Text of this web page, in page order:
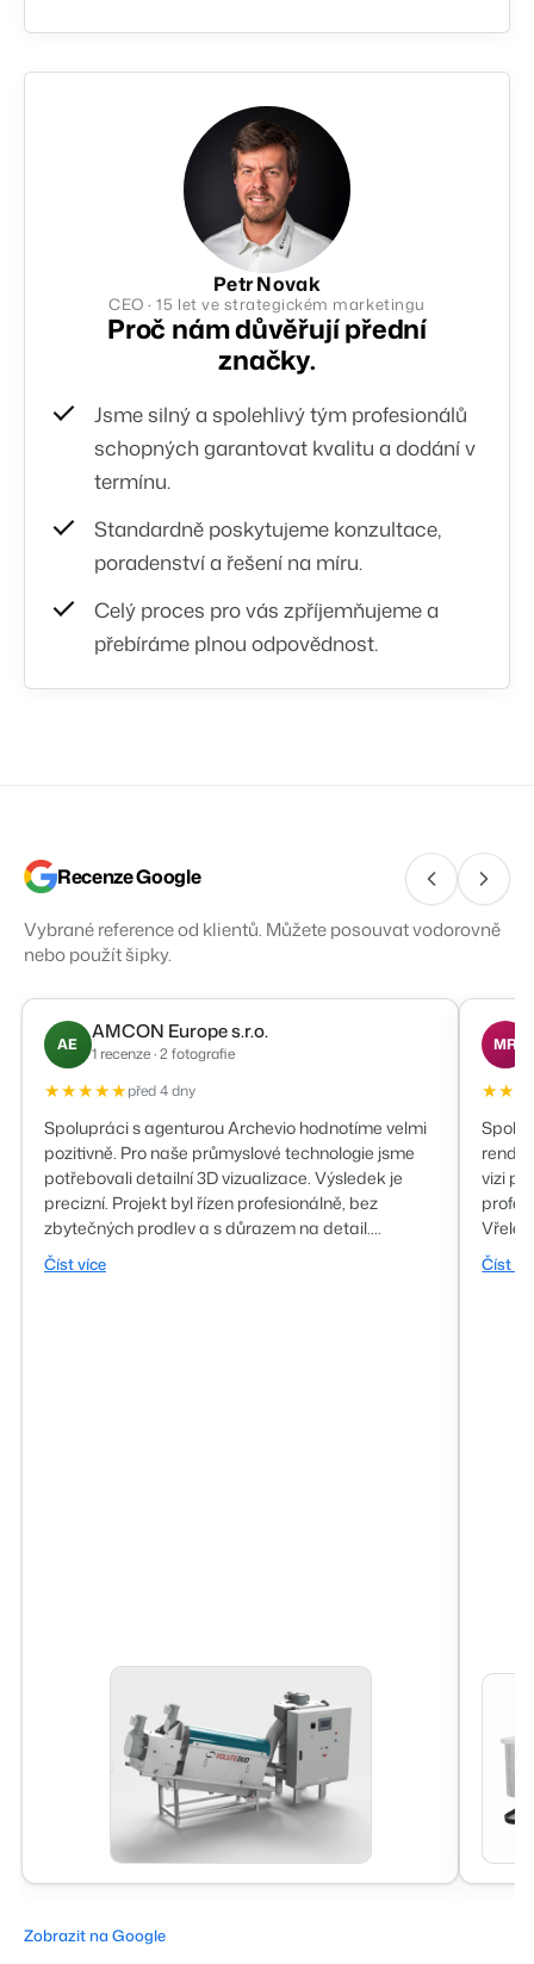
Petr Novak
CEO · 15 let ve strategickém marketingu
Proč nám důvěřují přední
značky.
Jsme silný a spolehlivý tým profesionálů
schopných garantovat kvalitu a dodání v
termínu.
Standardně poskytujeme konzultace,
poradenství a řešení na míru.
Celý proces pro vás zpříjemňujeme a
přebíráme plnou odpovědnost.
Recenze Google
Vybrané reference od klientů. Můžete posouvat vodorovně
nebo použít šipky.
AE
AMCON Europe s.r.o.
1 recenze · 2 fotografie
★★★★★před 4 dny
Spolupráci s agenturou Archevio hodnotíme velmi
pozitivně. Pro naše průmyslové technologie jsme
potřebovali detailní 3D vizualizace. Výsledek je
precizní. Projekt byl řízen profesionálně, bez
zbytečných prodlev a s důrazem na detail.
Spolehlivý partner pro technicky náročnější 3D
projekty.
Číst více
MR
vizi
Vřele
Číst
Zobrazit na Google